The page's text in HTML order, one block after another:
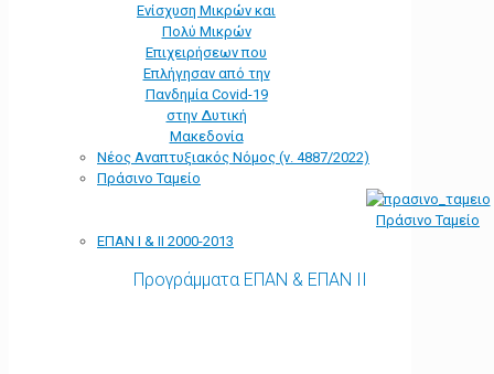
Ενίσχυση Μικρών και
Πολύ Μικρών
Επιχειρήσεων που
Επλήγησαν από την
Πανδημία Covid-19
στην Δυτική
Μακεδονία
Νέος Αναπτυξιακός Νόμος (ν. 4887/2022)
Πράσινο Ταμείο
Πράσινο Ταμείο
ΕΠΑΝ Ι & ΙΙ 2000-2013
Προγράμματα ΕΠΑΝ & ΕΠΑΝ ΙΙ